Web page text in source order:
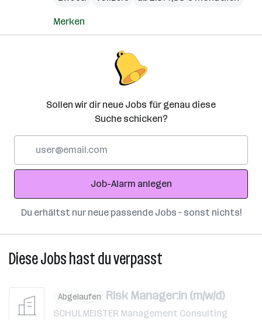
Merken
Sollen wir dir neue Jobs für genau diese
Suche schicken?
Adresse
Job-Alarm anlegen
Du erhältst nur neue passende Jobs – sonst nichts!
Diese Jobs hast du verpasst
Abgelaufen Risk Manager:in (m/w/d)
SCHULMEISTER Management Consulting